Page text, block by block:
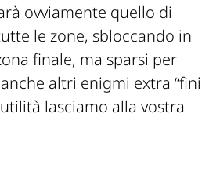
ovviamente quello di
le zone, sbloccando in
finale, ma sparsi per
altri enigmi extra “fini
lasciamo alla vostra